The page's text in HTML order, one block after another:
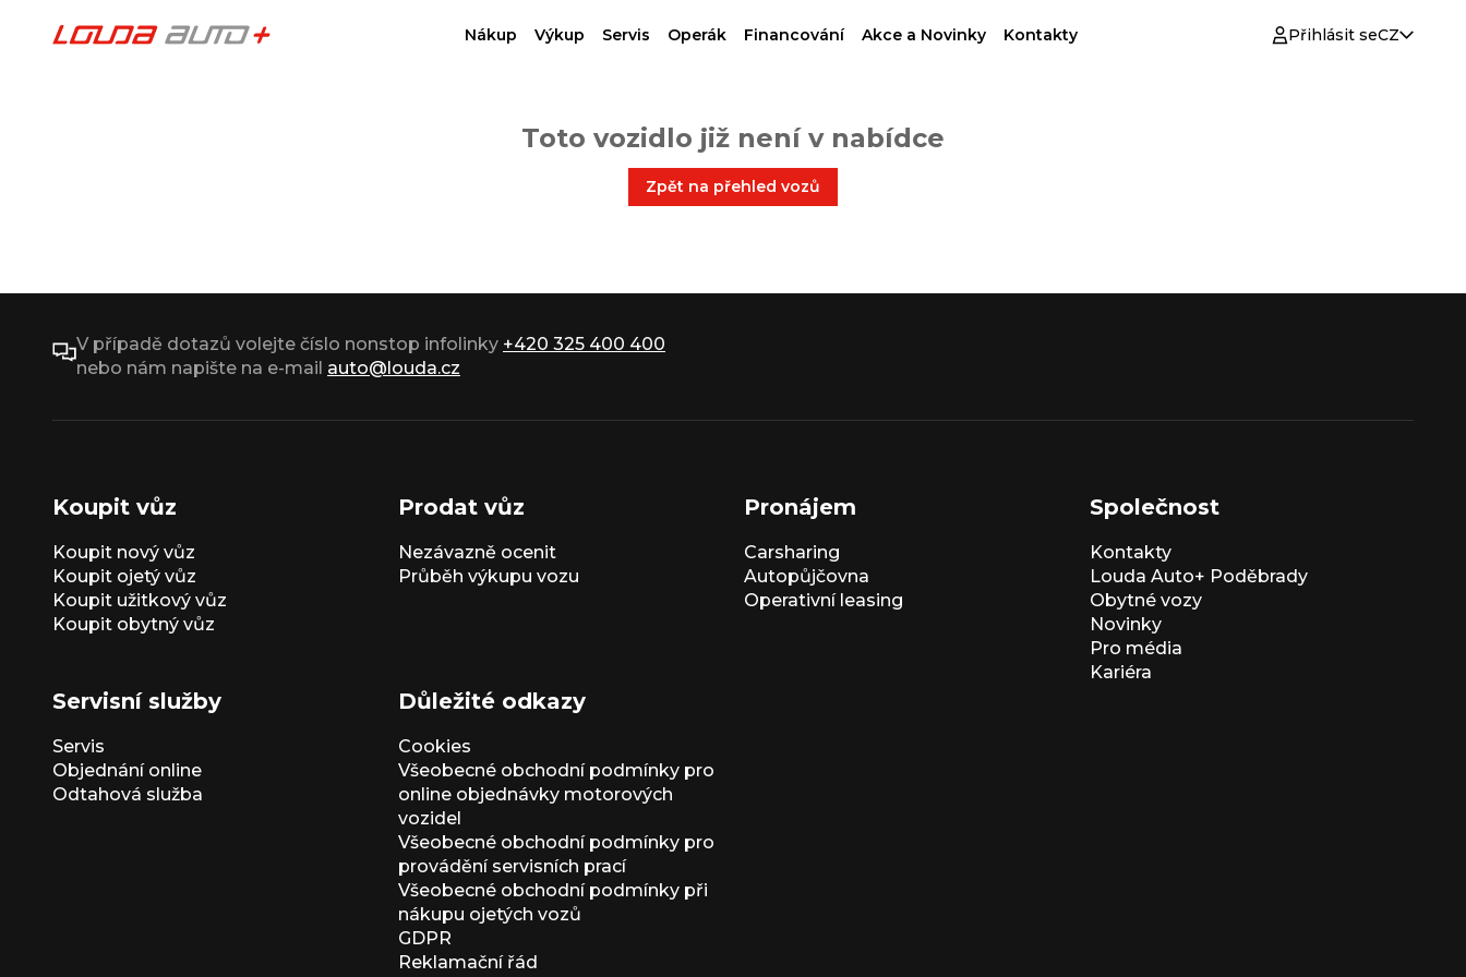
Nákup Výkup Servis Operák Financování Akce a Novinky Kontakty Přihlásit seCZ
Toto vozidlo již není v nabídce
Zpět na přehled vozů
V případě dotazů volejte číslo nonstop infolinky +420 325 400 400
nebo nám napište na e-mail auto@louda.cz
Koupit vůz
Koupit nový vůz
Koupit ojetý vůz
Koupit užitkový vůz
Koupit obytný vůz
Prodat vůz
Nezávazně ocenit
Průběh výkupu vozu
Pronájem
Carsharing
Autopůjčovna
Operativní leasing
Společnost
Kontakty
Louda Auto+ Poděbrady
Obytné vozy
Novinky
Pro média
Kariéra
Servisní služby
Servis
Objednání online
Odtahová služba
Důležité odkazy
Cookies
Všeobecné obchodní podmínky pro
online objednávky motorových
vozidel
Všeobecné obchodní podmínky pro
provádění servisních prací
Všeobecné obchodní podmínky při
nákupu ojetých vozů
GDPR
Reklamační řád